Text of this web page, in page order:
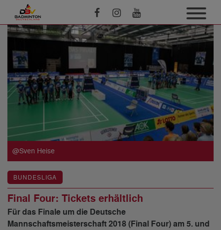
@Sven Heise
BUNDESLIGA
Final Four: Tickets erhältlich
Für das Finale um die Deutsche
Mannschaftsmeisterschaft 2018 (Final Four) am 5. und